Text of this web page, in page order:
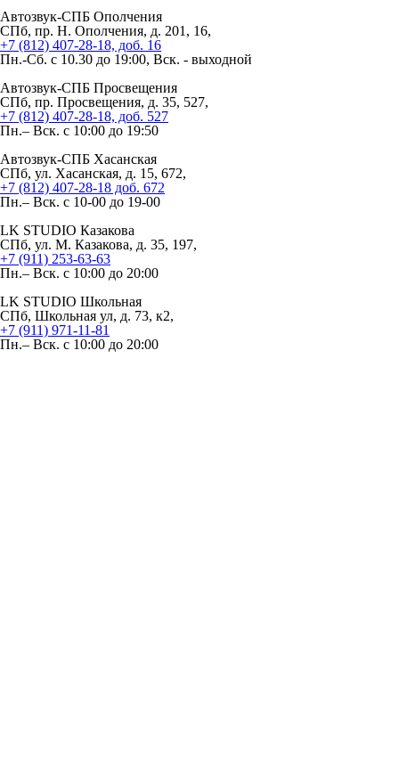
Автозвук-СПБ Ополчения
СПб, пр. Н. Ополчения, д. 201, 16,
+7 (812) 407-28-18, доб. 16
Пн.-Сб. с 10.30 до 19:00, Вск. - выходной
Автозвук-СПБ Просвещения
СПб, пр. Просвещения, д. 35, 527,
+7 (812) 407-28-18, доб. 527
Пн.– Вск. с 10:00 до 19:50
Автозвук-СПБ Хасанская
СПб, ул. Хасанская, д. 15, 672,
+7 (812) 407-28-18 доб. 672
Пн.– Вск. с 10-00 до 19-00
LK STUDIO Казакова
СПб, ул. М. Казакова, д. 35, 197,
+7 (911) 253-63-63
Пн.– Вск. с 10:00 до 20:00
LK STUDIO Школьная
СПб, Школьная ул, д. 73, к2,
+7 (911) 971-11-81
Пн.– Вск. с 10:00 до 20:00